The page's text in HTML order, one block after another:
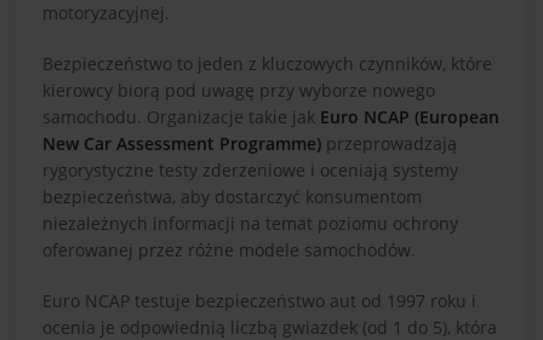
motoryzacyjnej.
Bezpieczeństwo to jeden z kluczowych czynników, które
kierowcy biorą pod uwagę przy wyborze nowego
samochodu. Organizacje takie jak Euro NCAP (European
New Car Assessment Programme) przeprowadzają
rygorystyczne testy zderzeniowe i oceniają systemy
bezpieczeństwa, aby dostarczyć konsumentom
niezależnych informacji na temat poziomu ochrony
oferowanej przez różne modele samochodów.
Euro NCAP testuje bezpieczeństwo aut od 1997 roku i
ocenia je odpowiednią liczbą gwiazdek (od 1 do 5), która